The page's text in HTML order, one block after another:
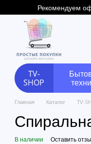
Перейти к основному
Рекомендуем
TV-
SHOP
Главная Каталог TV-
В наличии Оставить